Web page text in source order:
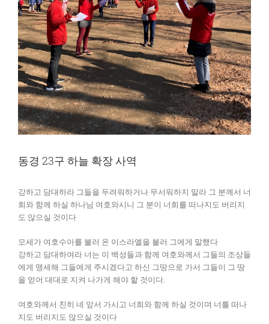
동경 23구 하늘 확장 사역
강하고 담대하라 그들을 두려워하거나 무서워하지 말라 그 분께서 너
희와 함께 하실 하나님 여호와시니 그 분이 너희를 떠나지도 버리지
도 않으실 것이다
모세가 여호수아를 불러 온 이스라엘을 불러 그에게 말했다
강하고 담대하여라 너는 이 백성들과 함께 여호와께서 그들의 조상들
에게 맹세해 그들에게 주시겠다고 하신 그땅으로 가서 그들이 그 땅
을 얻어 대대로 지켜 나가게 해야 할 것이다.
여호와께서 친히 네 앞서 가시고 너희와 함께 하실 것이며 너를 떠나
지도 버리지도 않으실 것이다